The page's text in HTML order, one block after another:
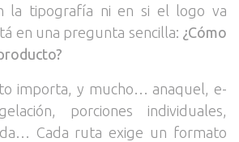
la tipografía ni en si el logo va
en una pregunta sencilla: ¿Cómo
importa, y mucho… anaquel, e-
porciones individuales,
Cada ruta exige un formato